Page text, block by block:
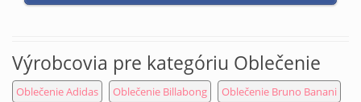
Výrobcovia pre kategóriu Oblečenie
Oblečenie Adidas Oblečenie Billabong
Oblečenie Bruno Banani